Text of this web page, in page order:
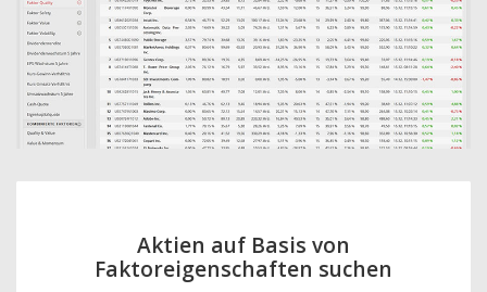
Aktien auf Basis von
Faktoreigenschaften suchen